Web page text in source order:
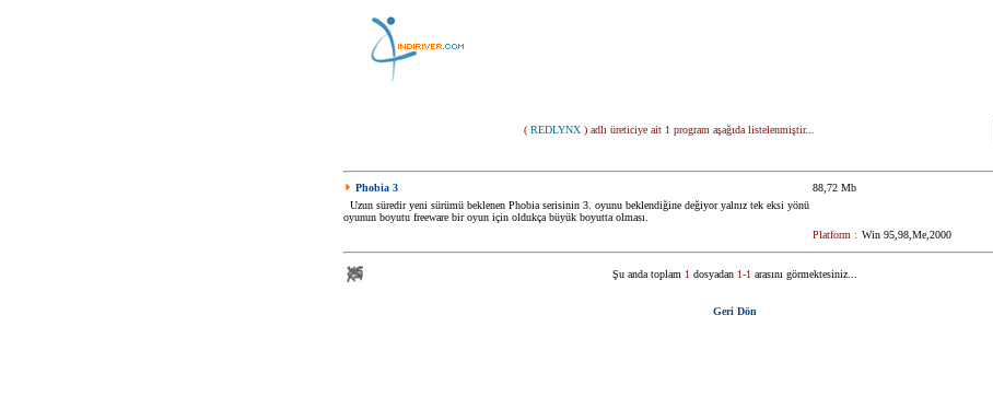
( REDLYNX ) adlı üreticiye ait 1 program aşağıda listelenmiştir...
Phobia 3 88,72 Mb
Uzun süredir yeni sürümü beklenen Phobia serisinin 3. oyunu beklendiğine değiyor yalnız tek eksi yönü
oyunun boyutu freeware bir oyun için oldukça büyük boyutta olması.
Platform : Win 95,98,Me,2000
Şu anda toplam 1 dosyadan 1-1 arasını görmektesiniz...
Geri Dön